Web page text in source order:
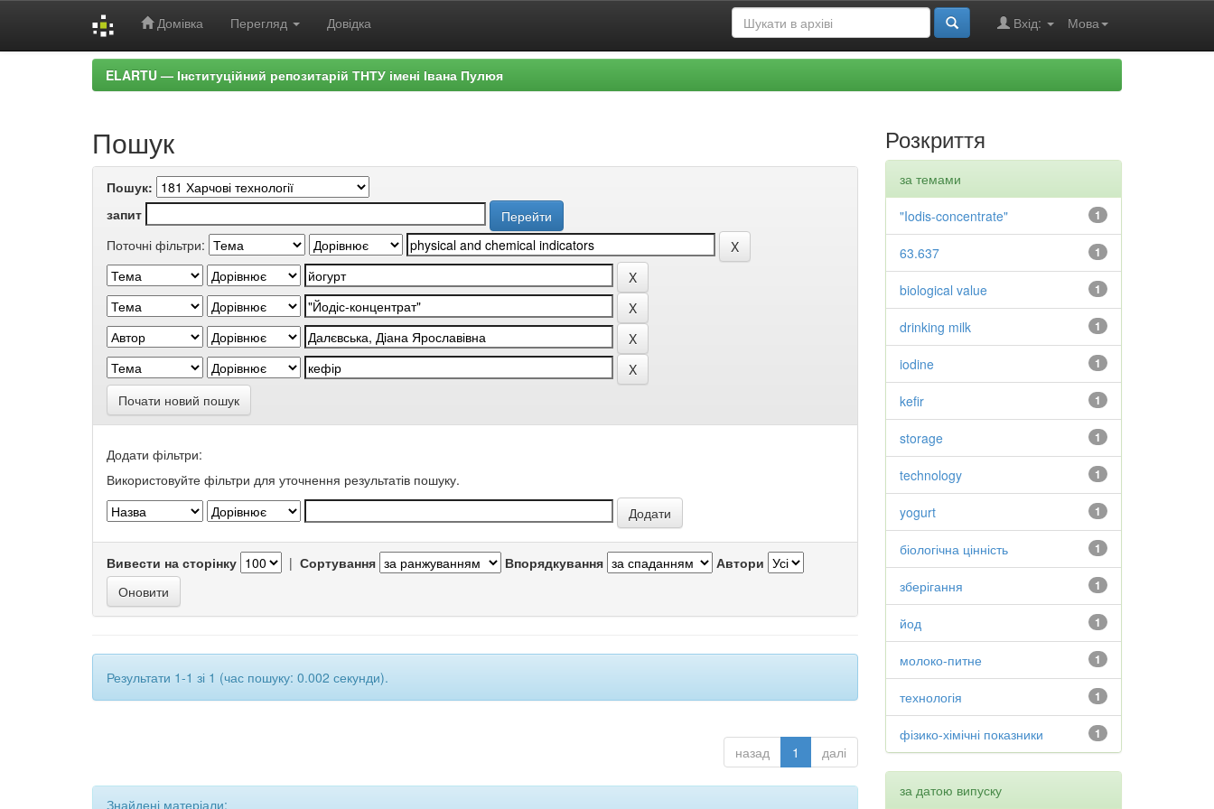
Домівка Перегляд Довідка Мова
Вхід:
ELARTU — Інституційний репозитарій ТНТУ імені Івана Пулюя
Пошук
Пошук:
запит
Поточні фільтри:
Почати новий пошук
Додати фільтри:
Використовуйте фільтри для уточнення результатів пошуку.
Вивести на сторінку | Сортування Впорядкування Автори
Результати 1-1 зі 1 (час пошуку: 0.002 секунди).
назад 1 далі
Знайдені матеріали:
Розкриття
за темами
1
"Iodis-concentrate"
1
63.637
1
biological value
1
drinking milk
1
iodine
1
kefir
1
storage
1
technology
1
yogurt
1
біологічна цінність
1
зберігання
1
йод
1
молоко-питне
1
технологія
1
фізико-хімічні показники
за датою випуску